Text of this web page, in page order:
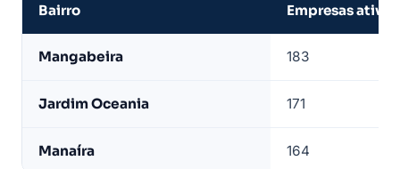
com
imobiliárias
em
Bairro Empresas ativas
Mangabeira 183
Jardim Oceania 171
Manaíra 164